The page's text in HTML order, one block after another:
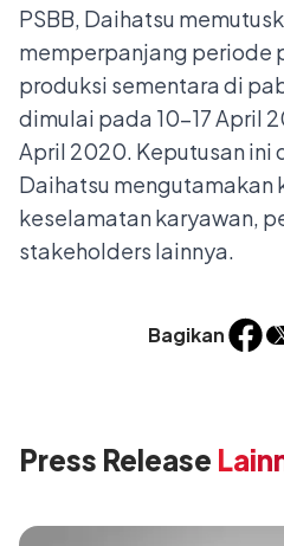
Bagikan
PSBB, Daihatsu
memperpanjang periode
produksi sementara di
dimulai pada 10-17 April
April 2020. Keputusan ini
Daihatsu mengutamakan
keselamatan karyawan,
stakeholders lainnya.
Press Release